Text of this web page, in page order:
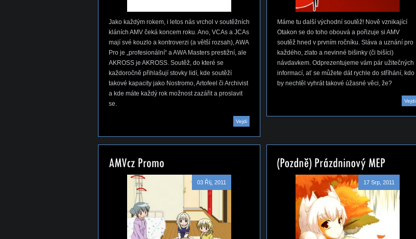
Jako každým rokem, i letos nás vrchol v soutěžních
kláních AMV čeká koncem roku. Ano, VCAs a JCAs
mají své kouzlo a kontroverzi (a větší rozsah), AWA
Pro je „profesionální“ a AWA Masters prestižní, ale
AKROSS je AKROSS. Soutěž, do které se
každoročně přihlašují stovky lidí, kde soutěží
takové kapacity jako Nostromo, Artofeel či Archivist
a kde máte každý rok možnost zazářit a proslavit
se.
Vejdi
Máme tu další východní soutěž! Nově vznikající
Otakon se do toho obouvá a pořizuje si AMV
soutěž hned v prvním ročníku. Sláva a uznání pro
každého, zlato a nevinné bišinky (či bišíci)
návdavkem. Odprezentujeme vám pár užitečných
informací, ať se můžete dát rychle do stříhání, kdo
by nechtěl vyhrát takové úžasné věci, že?
Vejdi
03 Říj, 2011 17 Srp, 2011